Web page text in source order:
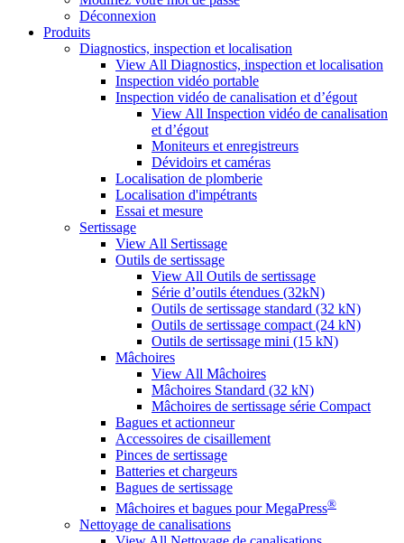
Déconnexion
Produits
Diagnostics, inspection et localisation
View All Diagnostics, inspection et localisation
Inspection vidéo portable
Inspection vidéo de canalisation et d’égout
View All Inspection vidéo de canalisation
et d’égout
Moniteurs et enregistreurs
Dévidoirs et caméras
Localisation de plomberie
Localisation d'impétrants
Essai et mesure
Sertissage
View All Sertissage
Outils de sertissage
View All Outils de sertissage
Série d’outils étendues (32kN)
Outils de sertissage standard (32 kN)
Outils de sertissage compact (24 kN)
Outils de sertissage mini (15 kN)
Mâchoires
View All Mâchoires
Mâchoires Standard (32 kN)
Mâchoires de sertissage série Compact
Bagues et actionneur
Accessoires de cisaillement
Pinces de sertissage
Batteries et chargeurs
Bagues de sertissage
Mâchoires et bagues pour MegaPress®
Nettoyage de canalisations